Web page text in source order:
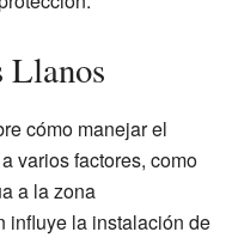
Llanos
cómo manejar el
varios factores, como
a la zona
influye la instalación de